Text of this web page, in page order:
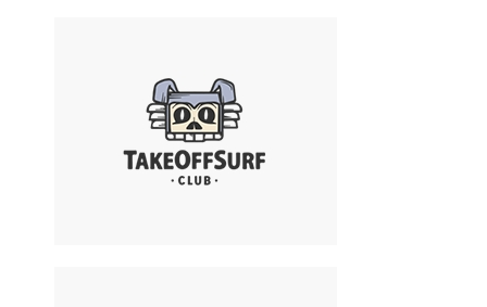
Take off Surf Club
Кайт школа